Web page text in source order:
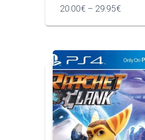
20.00€ – 29.95€